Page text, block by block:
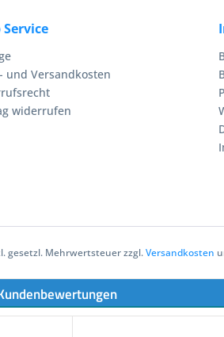
Service
und Versandkosten
widerrufen
gesetzl. Mehrwertsteuer zzgl.Versandkosten